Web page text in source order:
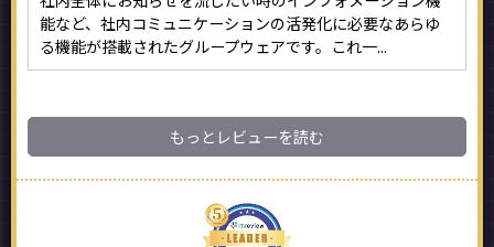
能など、社内コミュニケーションの活発化に必要なあらゆ
る機能が搭載されたグループウェアです。これ一...
もっとレビューを読む